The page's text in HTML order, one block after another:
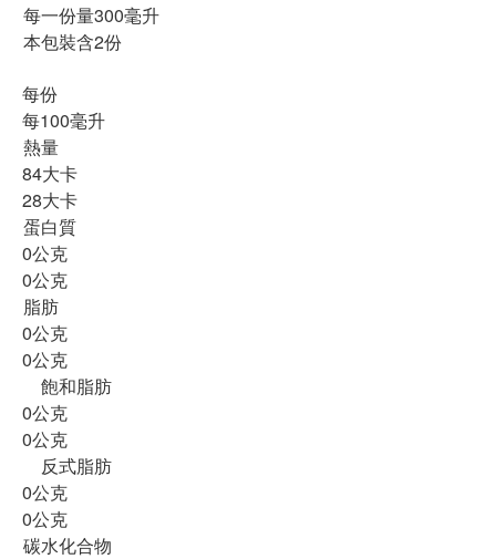
每一份量300毫升
本包裝含2份
每份
每100毫升
熱量
84大卡
28大卡
蛋白質
0公克
0公克
脂肪
0公克
0公克
飽和脂肪
0公克
0公克
反式脂肪
0公克
0公克
碳水化合物